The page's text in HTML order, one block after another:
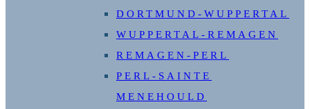
DORTMUND-WUPPERTAL
WUPPERTAL-REMAGEN
REMAGEN-PERL
PERL-SAINTE
MENEHOULD